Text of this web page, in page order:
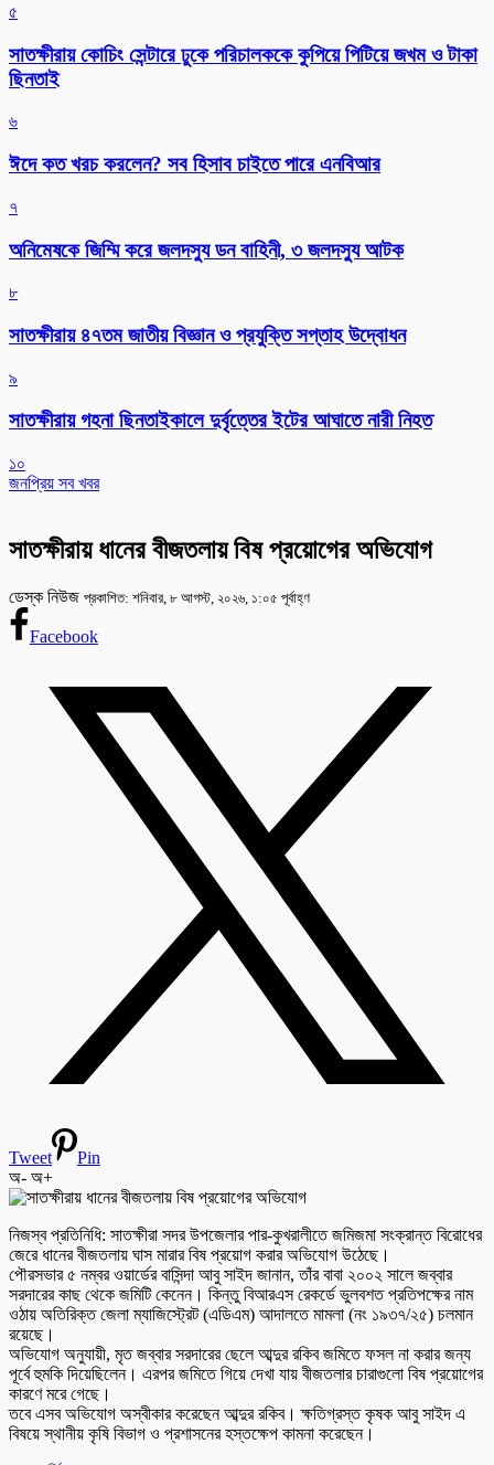
৫
সাতক্ষীরায় কোচিং সেন্টারে ঢুকে পরিচালককে কুপিয়ে পিটিয়ে জখম ও টাকা
ছিনতাই
৬
ঈদে কত খরচ করলেন? সব হিসাব চাইতে পারে এনবিআর
৭
অনিমেষকে জিম্মি করে জলদস্যু ডন বাহিনী, ৩ জলদস্যু আটক
৮
সাতক্ষীরায় ৪৭তম জাতীয় বিজ্ঞান ও প্রযুক্তি সপ্তাহ উদ্বোধন
৯
সাতক্ষীরায় গহনা ছিনতাইকালে দুর্বৃত্তের ইটের আঘাতে নারী নিহত
১০
জনপ্রিয় সব খবর
সাতক্ষীরায় ধানের বীজতলায় বিষ প্রয়োগের অভিযোগ
ডেস্ক নিউজ প্রকাশিত: শনিবার, ৮ আগস্ট, ২০২৬, ১:০৫ পূর্বাহ্ণ
Facebook
Tweet
Pin
অ- অ+
নিজস্ব প্রতিনিধি: সাতক্ষীরা সদর উপজেলার পার-কুখরালীতে জমিজমা সংক্রান্ত বিরোধের
জেরে ধানের বীজতলায় ঘাস মারার বিষ প্রয়োগ করার অভিযোগ উঠেছে।
পৌরসভার ৫ নম্বর ওয়ার্ডের বাসিন্দা আবু সাইদ জানান, তাঁর বাবা ২০০২ সালে জব্বার
সরদারের কাছ থেকে জমিটি কেনেন। কিন্তু বিআরএস রেকর্ডে ভুলবশত প্রতিপক্ষের নাম
ওঠায় অতিরিক্ত জেলা ম্যাজিস্ট্রেট (এডিএম) আদালতে মামলা (নং ১৯৩৭/২৫) চলমান
রয়েছে।
অভিযোগ অনুযায়ী, মৃত জব্বার সরদারের ছেলে আব্দুর রকিব জমিতে ফসল না করার জন্য
পূর্বে হুমকি দিয়েছিলেন। এরপর জমিতে গিয়ে দেখা যায় বীজতলার চারাগুলো বিষ প্রয়োগের
কারণে মরে গেছে।
তবে এসব অভিযোগ অস্বীকার করেছেন আব্দুর রকিব। ক্ষতিগ্রস্ত কৃষক আবু সাইদ এ
বিষয়ে স্থানীয় কৃষি বিভাগ ও প্রশাসনের হস্তক্ষেপ কামনা করেছেন।